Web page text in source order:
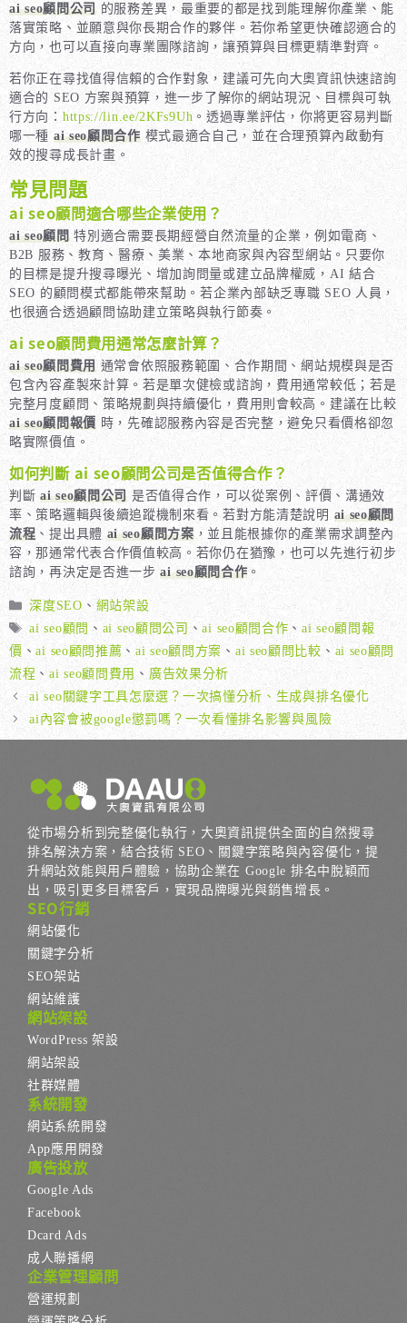
ai seo顧問公司 的服務差異，最重要的都是找到能理解你產業、能
落實策略、並願意與你長期合作的夥伴。若你希望更快確認適合的
方向，也可以直接向專業團隊諮詢，讓預算與目標更精準對齊。
若你正在尋找值得信賴的合作對象，建議可先向大奧資訊快速諮詢
適合的 SEO 方案與預算，進一步了解你的網站現況、目標與可執
行方向： https://lin.ee/2KFs9Uh 。透過專業評估，你將更容易判斷
哪一種 ai seo顧問合作模式最適合自己，並在合理預算內啟動有
效的搜尋成長計畫。
常見問題
ai seo顧問適合哪些企業使用？
ai seo顧問特別適合需要長期經營自然流量的企業，例如電商、
B2B 服務、教育、醫療、美業、本地商家與內容型網站。只要你
的目標是提升搜尋曝光、增加詢問量或建立品牌權威，AI 結合
SEO 的顧問模式都能帶來幫助。若企業內部缺乏專職 SEO 人員，
也很適合透過顧問協助建立策略與執行節奏。
ai seo顧問費用通常怎麼計算？
ai seo顧問費用 通常會依照服務範圍、合作期間、網站規模與是否
包含內容產製來計算。若是單次健檢或諮詢，費用通常較低；若是
完整月度顧問、策略規劃與持續優化，費用則會較高。建議在比較
ai seo顧問報價 時，先確認服務內容是否完整，避免只看價格卻忽
略實際價值。
如何判斷 ai seo顧問公司是否值得合作？
判斷ai seo顧問公司 是否值得合作，可以從案例、評價、溝通效
率、策略邏輯與後續追蹤機制來看。若對方能清楚說明 ai seo顧問
流程 、提出具體 ai seo顧問方案，並且能根據你的產業需求調整內
容，那通常代表合作價值較高。若你仍在猶豫，也可以先進行初步
諮詢，再決定是否進一步ai seo顧問合作 。
分
類
深度SEO 、 網站架設
標
ai seo顧問 、 ai seo顧問公司 、ai seo顧問合作 、ai seo顧問報
價 、ai seo顧問推薦 、ai seo顧問方案 、 ai seo顧問比較 、 ai seo顧問
流程 、ai seo顧問費用 、 廣告效果分析
ai seo關鍵字工具怎麼選？一次搞懂分析、生成與排名優化
ai內容會被google懲罰嗎？一次看懂排名影響與風險
從市場分析到完整優化執行，大奧資訊提供全面的自然搜尋
排名解決方案，結合技術 SEO、關鍵字策略與內容優化，提
升網站效能與用戶體驗，協助企業在 Google 排名中脫穎而
出，吸引更多目標客戶，實現品牌曝光與銷售增長。
SEO行銷
網站優化
關鍵字分析
SEO架站
網站維護
網站架設
WordPress 架設
網站架設
社群媒體
系統開發
網站系統開發
App應用開發
廣告投放
Google Ads
Facebook
Dcard Ads
成人聯播網
企業管理顧問
營運規劃